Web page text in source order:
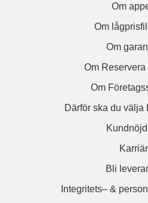
Om
Om
Om
Om Reservera
Om
Därför ska du välja
Karriär
Bli
Integritets– &